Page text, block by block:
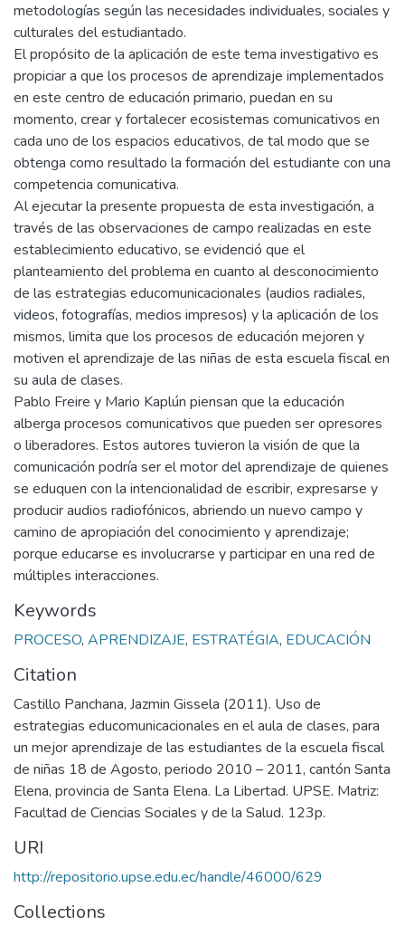
metodologías según las necesidades individuales, sociales y
culturales del estudiantado.
El propósito de la aplicación de este tema investigativo es
propiciar a que los procesos de aprendizaje implementados
en este centro de educación primario, puedan en su
momento, crear y fortalecer ecosistemas comunicativos en
cada uno de los espacios educativos, de tal modo que se
obtenga como resultado la formación del estudiante con una
competencia comunicativa.
Al ejecutar la presente propuesta de esta investigación, a
través de las observaciones de campo realizadas en este
establecimiento educativo, se evidenció que el
planteamiento del problema en cuanto al desconocimiento
de las estrategias educomunicacionales (audios radiales,
videos, fotografías, medios impresos) y la aplicación de los
mismos, limita que los procesos de educación mejoren y
motiven el aprendizaje de las niñas de esta escuela fiscal en
su aula de clases.
Pablo Freire y Mario Kaplún piensan que la educación
alberga procesos comunicativos que pueden ser opresores
o liberadores. Estos autores tuvieron la visión de que la
comunicación podría ser el motor del aprendizaje de quienes
se eduquen con la intencionalidad de escribir, expresarse y
producir audios radiofónicos, abriendo un nuevo campo y
camino de apropiación del conocimiento y aprendizaje;
porque educarse es involucrarse y participar en una red de
múltiples interacciones.
Keywords
PROCESO, APRENDIZAJE, ESTRATÉGIA, EDUCACIÓN
Citation
Castillo Panchana, Jazmin Gissela (2011). Uso de
estrategias educomunicacionales en el aula de clases, para
un mejor aprendizaje de las estudiantes de la escuela fiscal
de niñas 18 de Agosto, periodo 2010 – 2011, cantón Santa
Elena, provincia de Santa Elena. La Libertad. UPSE. Matriz:
Facultad de Ciencias Sociales y de la Salud. 123p.
URI
http://repositorio.upse.edu.ec/handle/46000/629
Collections